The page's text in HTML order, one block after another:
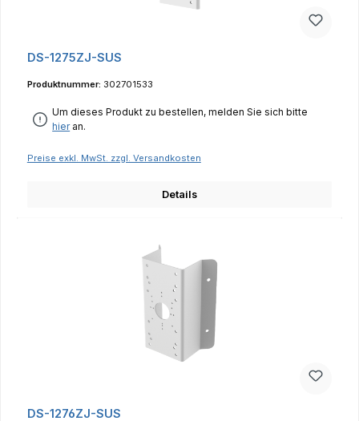
DS-1275ZJ-SUS
Produktnummer: 302701533
Um dieses Produkt zu bestellen, melden Sie sich bitte
hieran.
Preise exkl. MwSt. zzgl. Versandkosten
Details
DS-1276ZJ-SUS